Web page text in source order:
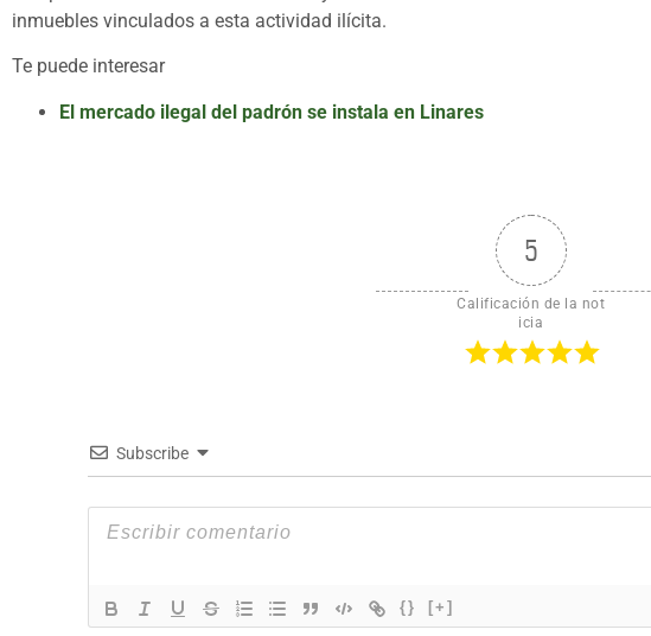
inmuebles vinculados a esta actividad ilícita.
Te puede interesar
El mercado ilegal del padrón se instala en Linares
5
Calificación de la not
icia
Subscribe
{} [+]